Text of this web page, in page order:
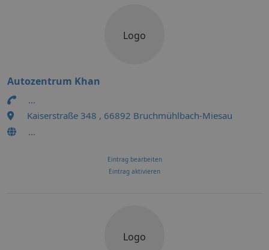
Logo
Autozentrum Khan
...
Kaiserstraße 348 , 66892 Bruchmühlbach-Miesau
...
Eintrag bearbeiten
Eintrag aktivieren
Logo